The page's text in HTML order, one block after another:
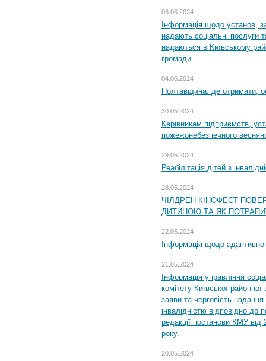
06.06.2024
Інформація щодо установ,
надають соціальні послуги
надаються в Київському
громади.
04.06.2024
Полтавщина: де отримати,
30.05.2024
Керівникам підприємств,
пожежонебезпечного
29.05.2024
Реабілітація дітей з
28.05.2024
ЧІЛДРЕН КІНОФЕСТ
ДИТИНОЮ ТА ЯК
22.05.2024
Інформація щодо
21.05.2024
Інформація управління
комітету Київської
заяви та черговість надання
інвалідністю відповідно
редакції постанови КМУ від
року.
20.05.2024